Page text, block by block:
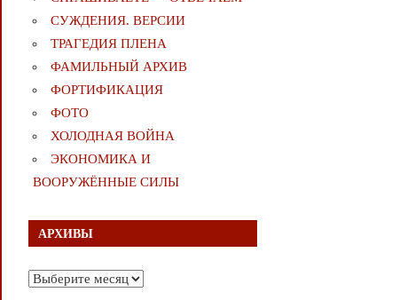
СУЖДЕНИЯ. ВЕРСИИ
ТРАГЕДИЯ ПЛЕНА
ФАМИЛЬНЫЙ АРХИВ
ФОРТИФИКАЦИЯ
ФОТО
ХОЛОДНАЯ ВОЙНА
ЭКОНОМИКА И
ВООРУЖЁННЫЕ СИЛЫ
АРХИВЫ
Архивы